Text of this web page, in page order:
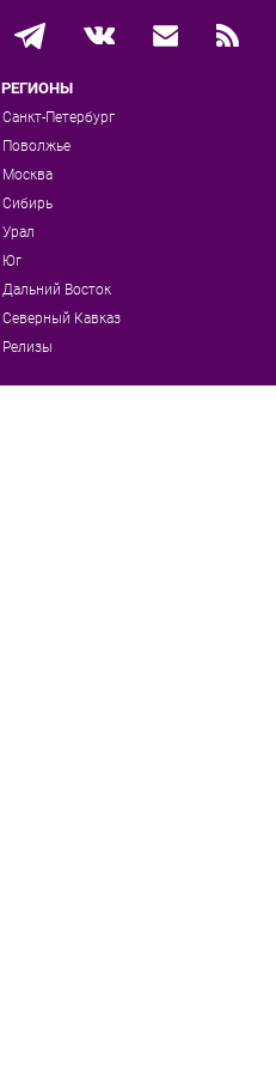
РЕГИОНЫ
Санкт-Петербург
Поволжье
Москва
Сибирь
Урал
Юг
Дальний Восток
Северный Кавказ
Релизы